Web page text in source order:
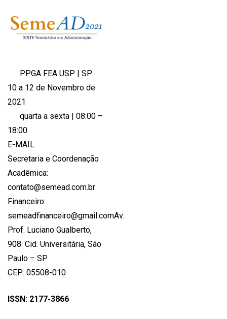
PPGA FEA USP | SP
10 a 12 de Novembro de
2021
quarta a sexta | 08:00 –
18:00
E-MAIL
Secretaria e Coordenação
Acadêmica:
contato@semead.com.br
Financeiro:
semeadfinanceiro@gmail.comAv.
Prof. Luciano Gualberto,
908. Cid. Universitária, São
Paulo – SP
CEP: 05508-010
ISSN: 2177-3866